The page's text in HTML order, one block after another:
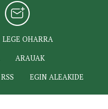
LEGE OHARRA
ARAUAK
RSS EGIN ALEAKIDE